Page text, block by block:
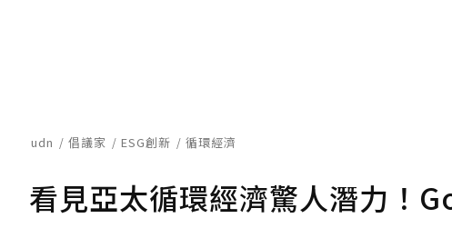
udn 倡議家 ESG創新 循環經濟
看見亞太循環經濟驚人潛力！